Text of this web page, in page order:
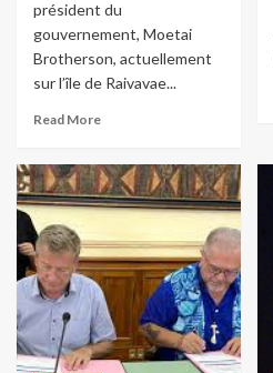
président du
gouvernement, Moetai
Brotherson, actuellement
sur l’île de Raivavae...
Read More